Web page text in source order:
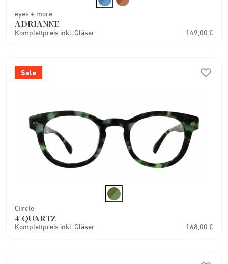
eyes + more
ADRIANNE
Komplettpreis inkl. Gläser 149,00 €
Sale
Ciircle
4 QUARTZ
Komplettpreis inkl. Gläser 168,00 €